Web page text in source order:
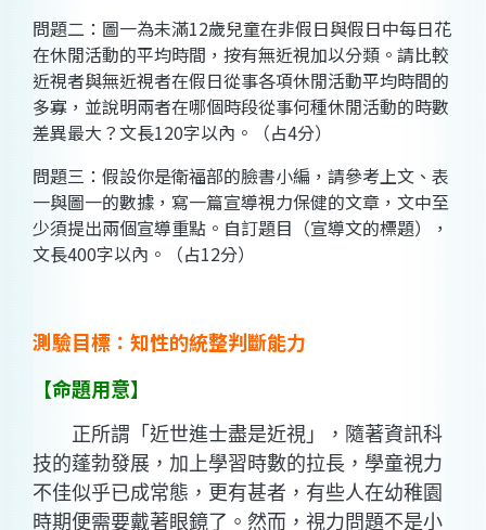
問題二：圖一為未滿12歲兒童在非假日與假日中每日花
在休閒活動的平均時間，按有無近視加以分類。請比較
近視者與無近視者在假日從事各項休閒活動平均時間的
多寡，並說明兩者在哪個時段從事何種休閒活動的時數
差異最大？文長120字以內。（占4分）
問題三：假設你是衛福部的臉書小編，請參考上文、表
一與圖一的數據，寫一篇宣導視力保健的文章，文中至
少須提出兩個宣導重點。自訂題目（宣導文的標題），
文長400字以內。（占12分）
測驗目標：知性的統整判斷能力
【命題用意】
正所謂「近世進士盡是近視」，隨著資訊科
技的蓬勃發展，加上學習時數的拉長，學童視力
不佳似乎已成常態，更有甚者，有些人在幼稚園
時期便需要戴著眼鏡了。然而，視力問題不是小